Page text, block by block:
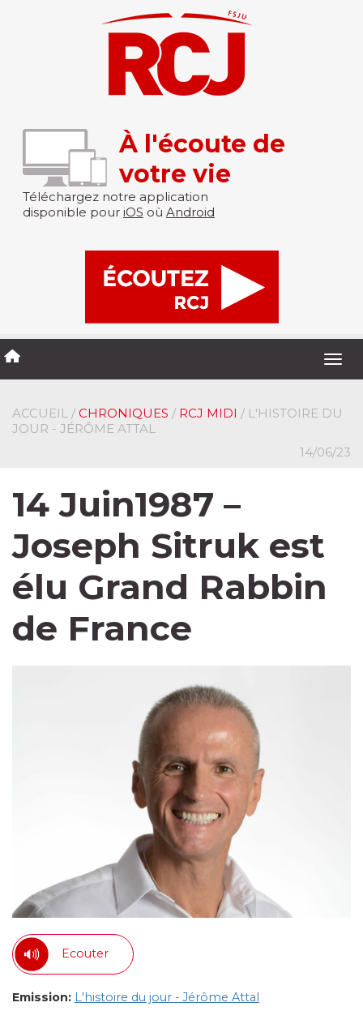
À l'écoute de
votre vie
Téléchargez notre application
disponible pour iOS où Android
ACCUEIL / CHRONIQUES / RCJ MIDI / L'HISTOIRE DU
JOUR - JÉRÔME ATTAL
14/06/23
14 Juin1987 –
Joseph Sitruk est
élu Grand Rabbin
de France
Ecouter
Emission: L'histoire du jour - Jérôme Attal